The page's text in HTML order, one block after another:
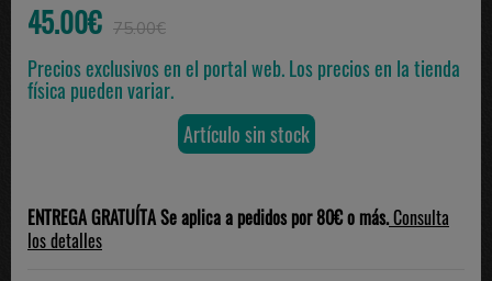
45.00€ 75.00€
Precios exclusivos en el portal web. Los precios en la tienda
física pueden variar.
Artículo sin stock
ENTREGA GRATUÍTA Se aplica a pedidos por 80€ o más.Consulta
los detalles